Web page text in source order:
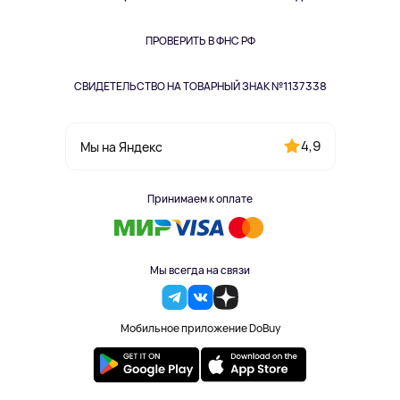
ПРОВЕРИТЬ В ФНС РФ
СВИДЕТЕЛЬСТВО НА ТОВАРНЫЙ ЗНАК №1137338
Мы на Яндекс 4,9
Принимаем к оплате
Мы всегда на связи
Мобильное приложение DoBuy
Одежда и аксессуары